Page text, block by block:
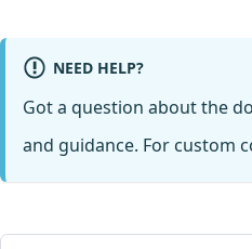
NEED HELP?
Got a question about the
and guidance. For custom